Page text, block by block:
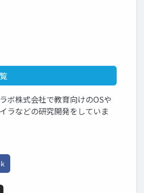
ボ株式会社で教育向けのOSや
ラなどの研究開発をしていま